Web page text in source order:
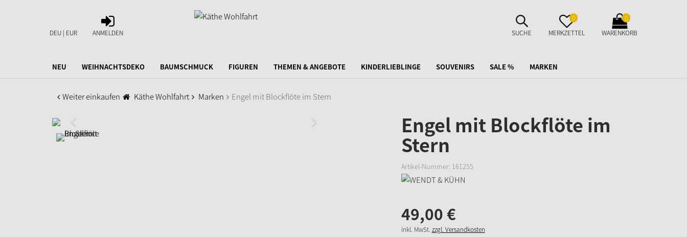
DEU | EUR
ANMELDEN
ANMELDEN
SUCHE
AUFKLAPPEN
SUCHE
MERKZETTEL
AUFKLAPPEN
0
MERKZETTEL
WARENKORB
AUFKLAPPEN
0
WARENKORB
NEU WEIHNACHTSDEKO BAUMSCHMUCK FIGUREN THEMEN & ANGEBOTE KINDERLIEBLINGE SOUVENIRS SALE % MARKEN
Weiter einkaufen Käthe Wohlfahrt Marken Engel mit Blockflöte im Stern
Engel mit Blockflöte im
Stern
Artikel-Nummer: 161255
49,00€
inkl. MwSt. zzgl. Versandkosten